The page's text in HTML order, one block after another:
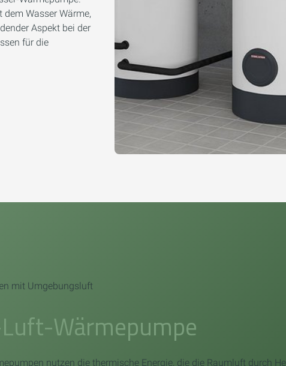
Wasser Wärme,
Aspekt bei der
für die
Umgebungsluft
Wärmepumpe
nutzen die thermische Energie, die die Raumluft durch